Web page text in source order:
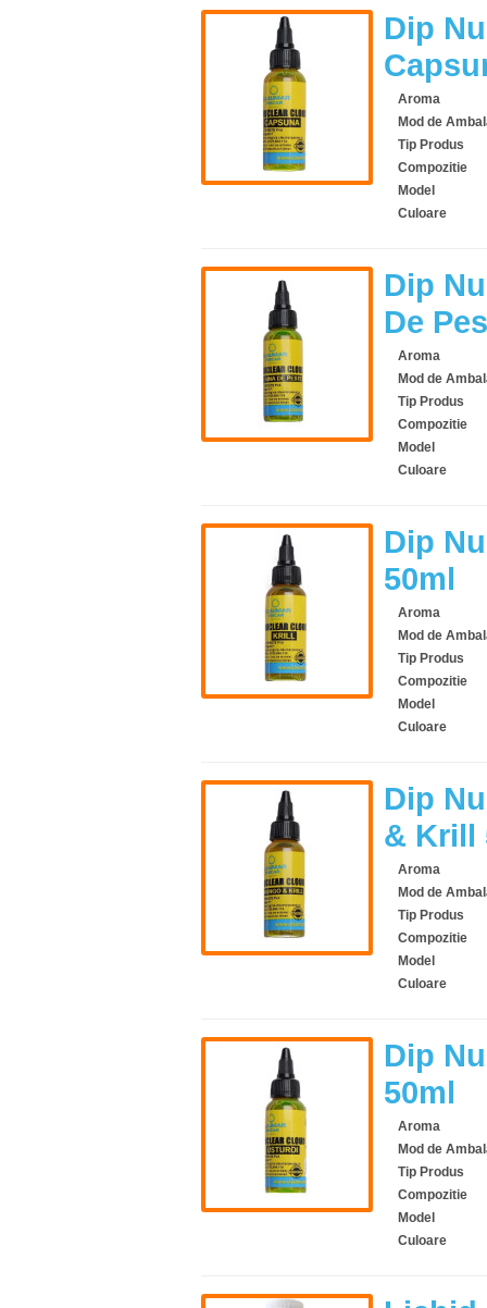
Dip
Aroma
Mod de
Tip Produs
Compozitie
Model
Culoare
Dip
De
Aroma
Mod de
Tip Produs
Compozitie
Model
Culoare
Dip
50ml
Aroma
Mod de
Tip Produs
Compozitie
Model
Culoare
Dip
& Krill
Aroma
Mod de
Tip Produs
Compozitie
Model
Culoare
Dip
50ml
Aroma
Mod de
Tip Produs
Compozitie
Model
Culoare